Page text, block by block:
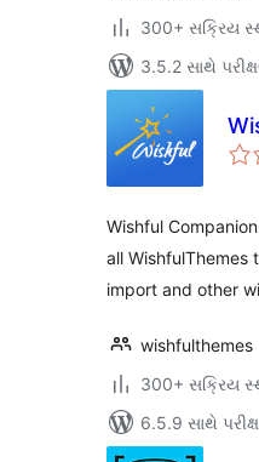
300+ સક્રિય
3.5.2 સાથે
Wishful
all WishfulThemes
import and other
wishfulthemes
300+ સક્રિય
6.5.9 સાથે